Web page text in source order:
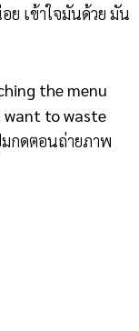
ย เข้าใจมันด้วย มัน
the menu
to waste
มกดตอนถ่ายภาพ